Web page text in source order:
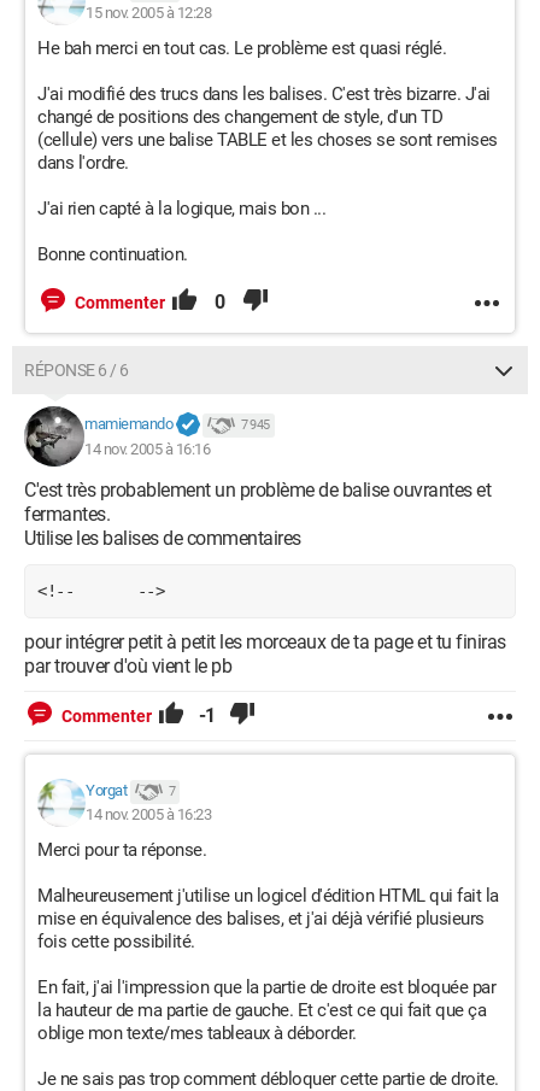
15 nov. 2005 à 12:28
He bah merci en tout cas. Le problème est quasi réglé.
J'ai modifié des trucs dans les balises. C'est très bizarre. J'ai
changé de positions des changement de style, d'un TD
(cellule) vers une balise TABLE et les choses se sont remises
dans l'ordre.
J'ai rien capté à la logique, mais bon ...
Bonne continuation.
Commenter 0
RÉPONSE 6 / 6
mamiemando 7 945
14 nov. 2005 à 16:16
C'est très probablement un problème de balise ouvrantes et
fermantes.
Utilise les balises de commentaires
<!--       -->
pour intégrer petit à petit les morceaux de ta page et tu finiras
par trouver d'où vient le pb
Commenter -1
Yorgat 7
14 nov. 2005 à 16:23
Merci pour ta réponse.
Malheureusement j'utilise un logicel d'édition HTML qui fait la
mise en équivalence des balises, et j'ai déjà vérifié plusieurs
fois cette possibilité.
En fait, j'ai l'impression que la partie de droite est bloquée par
la hauteur de ma partie de gauche. Et c'est ce qui fait que ça
oblige mon texte/mes tableaux à déborder.
Je ne sais pas trop comment débloquer cette partie de droite.